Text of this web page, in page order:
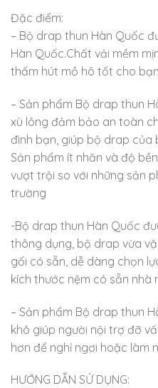
Đặc điểm:
– Bộ drap thun Hàn Quốc
Hàn Quốc.Chất vải mềm
thấm hút mồ hô tốt cho
– Sản phẩm Bộ drap thun
xù lông đảm bảo an toàn
đình bạn, giúp bộ drap của
Sản phẩm ít nhăn và độ
vượt trội so với những sản
trường
-Bộ drap thun Hàn Quốc
thông dụng, bộ drap vừa
gối có sẵn, dễ dàng chọn
kích thước nệm có sẵn nhà
– Sản phẩm Bộ drap thun
khô giúp người nội trợ đỡ
hơn để nghỉ ngơi hoặc làm
HƯỚNG DẪN SỬ DỤNG: